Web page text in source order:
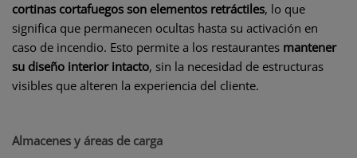
cortinas cortafuegos son elementos retráctiles, lo que
significa que permanecen ocultas hasta su activación en
caso de incendio. Esto permite a los restaurantes mantener
su diseño interior intacto, sin la necesidad de estructuras
visibles que alteren la experiencia del cliente.
Almacenes y áreas de carga